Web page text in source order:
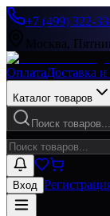
+7 (499) 322-
Москва,
ОплатаДоставка
Каталог товаров
Поиск товаров...
Вход